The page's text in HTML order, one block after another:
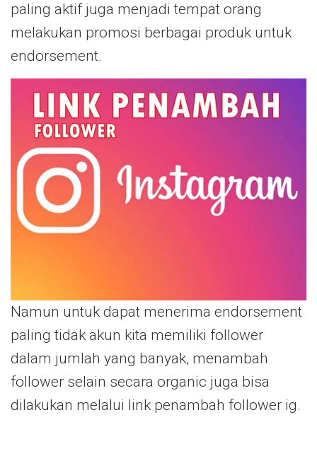
paling aktif juga menjadi tempat orang
melakukan promosi berbagai produk untuk
endorsement.
Namun untuk dapat menerima endorsement
paling tidak akun kita memiliki follower
dalam jumlah yang banyak, menambah
follower selain secara organic juga bisa
dilakukan melalui link penambah follower ig.